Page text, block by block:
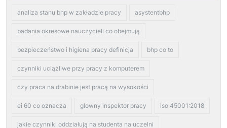
analiza stanu bhp w zakładzie pracy asystentbhp
badania okresowe nauczycieli co obejmują
bezpieczeństwo i higiena pracy definicja bhp co to
czynniki uciążliwe przy pracy z komputerem
czy praca na drabinie jest pracą na wysokości
ei 60 co oznacza glowny inspektor pracy iso 45001:2018
jakie czynniki oddziałują na studenta na uczelni